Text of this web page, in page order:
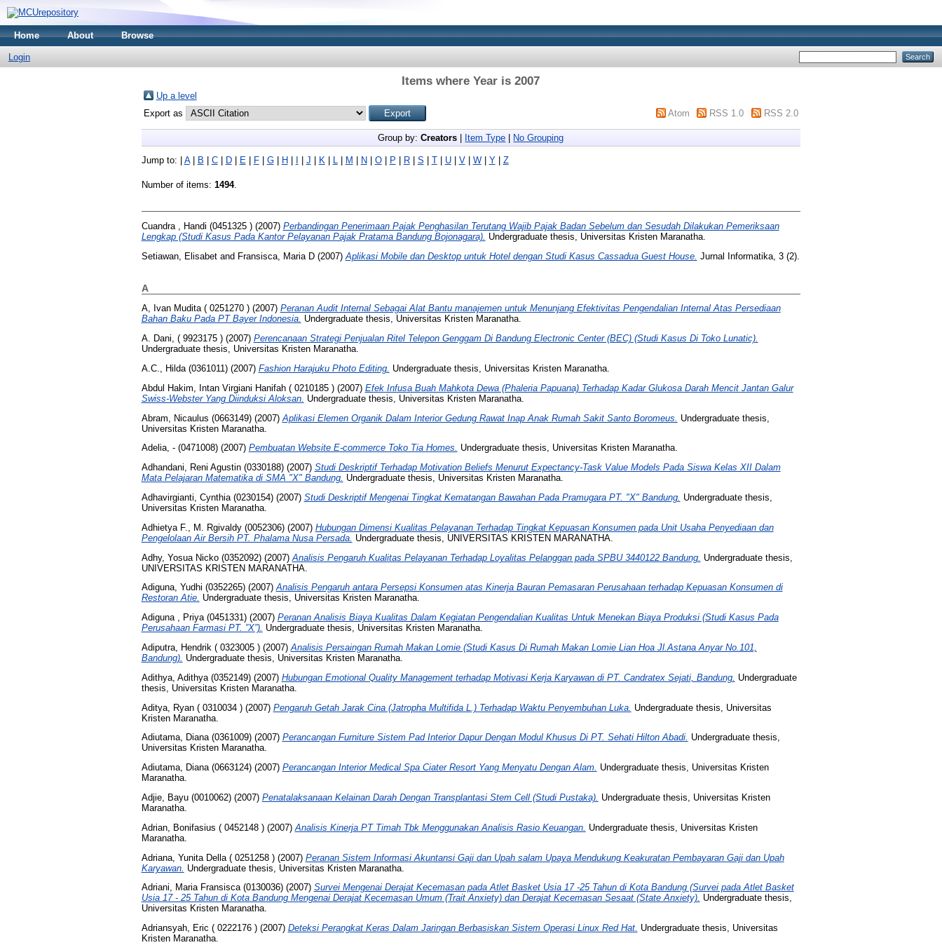
Home About Browse
Login
Items where Year is 2007
Up a level
Export as
Atom RSS 1.0 RSS 2.0
Group by:Creators Item Type No Grouping
Jump to: A| B C| D| E| F| G| H J K| L| M N O| P R| S T| U| V| W| Y| Z
Number of items: 1494.
Cuandra , Handi (0451325 )(2007) Perbandingan Penerimaan Pajak Penghasilan Terutang Wajib Pajak Badan Sebelum dan Sesudah Dilakukan Pemeriksaan
Lengkap (Studi Kasus Pada Kantor Pelayanan Pajak Pratama Bandung Bojonagara). Undergraduate thesis, Universitas Kristen Maranatha.
Setiawan, Elisabetand Fransisca, Maria D(2007) Aplikasi Mobile dan Desktop untuk Hotel dengan Studi Kasus Cassadua Guest House. Jurnal Informatika, 3 (2).
A
A, Ivan Mudita ( 0251270 )(2007) Peranan Audit Internal Sebagai Alat Bantu manajemen untuk Menunjang Efektivitas Pengendalian Internal Atas Persediaan
Bahan Baku Pada PT Bayer Indonesia. Undergraduate thesis, Universitas Kristen Maranatha.
A. Dani, ( 9923175 )(2007) Perencanaan Strategi Penjualan Ritel Telepon Genggam Di Bandung Electronic Center (BEC) (Studi Kasus Di Toko Lunatic).
Undergraduate thesis, Universitas Kristen Maranatha.
A.C., Hilda (0361011)(2007) Fashion Harajuku Photo Editing. Undergraduate thesis, Universitas Kristen Maranatha.
Abdul Hakim, Intan Virgiani Hanifah ( 0210185 )(2007) Efek Infusa Buah Mahkota Dewa (Phaleria Papuana) Terhadap Kadar Glukosa Darah Mencit Jantan Galur
Swiss-Webster Yang Diinduksi Aloksan. Undergraduate thesis, Universitas Kristen Maranatha.
Abram, Nicaulus (0663149)(2007) Aplikasi Elemen Organik Dalam Interior Gedung Rawat Inap Anak Rumah Sakit Santo Boromeus.
Undergraduate thesis,
Universitas Kristen Maranatha.
Adelia, - (0471008)(2007) Pembuatan Website E-commerce Toko Tia Homes. Undergraduate thesis, Universitas Kristen Maranatha.
Adhandani, Reni Agustin (0330188)(2007) Studi Deskriptif Terhadap Motivation Beliefs Menurut Expectancy-Task Value Models Pada Siswa Kelas XII Dalam
Mata Pelajaran Matematika di SMA "X" Bandung. Undergraduate thesis, Universitas Kristen Maranatha.
Adhavirgianti, Cynthia (0230154)(2007) Studi Deskriptif Mengenai Tingkat Kematangan Bawahan Pada Pramugara PT. "X" Bandung. Undergraduate thesis,
Universitas Kristen Maranatha.
Adhietya F., M. Rgivaldy (0052306)(2007) Hubungan Dimensi Kualitas Pelayanan Terhadap Tingkat Kepuasan Konsumen pada Unit Usaha Penyediaan dan
Pengelolaan Air Bersih PT. Phalama Nusa Persada. Undergraduate thesis, UNIVERSITAS KRISTEN MARANATHA.
Adhy, Yosua Nicko (0352092)(2007) Analisis Pengaruh Kualitas Pelayanan Terhadap Loyalitas Pelanggan pada SPBU 3440122 Bandung. Undergraduate thesis,
UNIVERSITAS KRISTEN MARANATHA.
Adiguna, Yudhi (0352265)(2007)Analisis Pengaruh antara Persepsi Konsumen atas Kinerja Bauran Pemasaran Perusahaan terhadap Kepuasan Konsumen di
Restoran Atie. Undergraduate thesis, Universitas Kristen Maranatha.
Adiguna , Priya (0451331)(2007) Peranan Analisis Biaya Kualitas Dalam Kegiatan Pengendalian Kualitas Untuk Menekan Biaya Produksi (Studi Kasus Pada
Perusahaan Farmasi PT. ”X”). Undergraduate thesis, Universitas Kristen Maranatha.
Adiputra, Hendrik ( 0323005 )(2007) Analisis Persaingan Rumah Makan Lomie (Studi Kasus Di Rumah Makan Lomie Lian Hoa Jl.Astana Anyar No.101,
Bandung). Undergraduate thesis, Universitas Kristen Maranatha.
Adithya, Adithya (0352149)(2007) Hubungan Emotional Quality Management terhadap Motivasi Kerja Karyawan di PT. Candratex Sejati, Bandung. Undergraduate
thesis, Universitas Kristen Maranatha.
Aditya, Ryan ( 0310034 )(2007) Pengaruh Getah Jarak Cina (Jatropha Multifida L.) Terhadap Waktu Penyembuhan Luka. Undergraduate thesis, Universitas
Kristen Maranatha.
Adiutama, Diana (0361009)(2007) Perancangan Furniture Sistem Pad Interior Dapur Dengan Modul Khusus Di PT. Sehati Hilton Abadi. Undergraduate thesis,
Universitas Kristen Maranatha.
Adiutama, Diana (0663124)(2007) Perancangan Interior Medical Spa Ciater Resort Yang Menyatu Dengan Alam. Undergraduate thesis, Universitas Kristen
Maranatha.
Adjie, Bayu (0010062)(2007) Penatalaksanaan Kelainan Darah Dengan Transplantasi Stem Cell (Studi Pustaka). Undergraduate thesis, Universitas Kristen
Maranatha.
Adrian, Bonifasius ( 0452148 )(2007) Analisis Kinerja PT Timah Tbk Menggunakan Analisis Rasio Keuangan. Undergraduate thesis, Universitas Kristen
Maranatha.
Adriana, Yunita Della ( 0251258 )(2007) Peranan Sistem Informasi Akuntansi Gaji dan Upah salam Upaya Mendukung Keakuratan Pembayaran Gaji dan Upah
Karyawan. Undergraduate thesis, Universitas Kristen Maranatha.
Adriani, Maria Fransisca (0130036)(2007) Survei Mengenai Derajat Kecemasan pada Atlet Basket Usia 17 -25 Tahun di Kota Bandung (Survei pada Atlet Basket
Usia 17 - 25 Tahun di Kota Bandung Mengenai Derajat Kecemasan Umum (Trait Anxiety) dan Derajat Kecemasan Sesaat (State Anxiety). Undergraduate thesis,
Universitas Kristen Maranatha.
Adriansyah, Eric ( 0222176 )(2007) Deteksi Perangkat Keras Dalam Jaringan Berbasiskan Sistem Operasi Linux Red Hat. Undergraduate thesis, Universitas
Kristen Maranatha.